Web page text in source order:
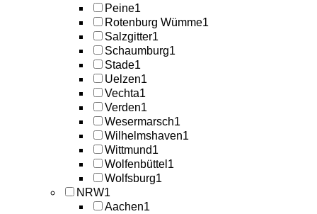
Peine1
Rotenburg Wümme1
Salzgitter1
Schaumburg1
Stade1
Uelzen1
Vechta1
Verden1
Wesermarsch1
Wilhelmshaven1
Wittmund1
Wolfenbüttel 1
Wolfsburg1
NRW1
Aachen1